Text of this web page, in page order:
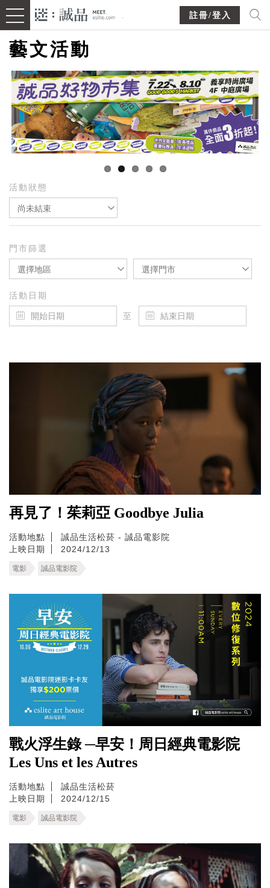
註冊/登入
藝文活動
活動狀態
尚未結束
門市篩選
選擇地區 選擇門市
活動日期
至
再見了！茱莉亞 Goodbye Julia
活動地點
誠品生活松菸 - 誠品電影院
上映日期
2024/12/13
電影 誠品電影院
戰火浮生錄 ─早安！周日經典電影院
Les Uns et les Autres
活動地點
誠品生活松菸
上映日期
2024/12/15
電影 誠品電影院